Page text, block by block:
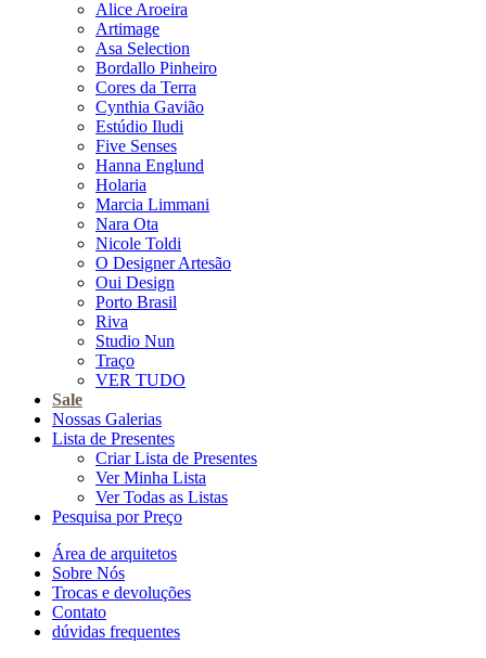
Alice Aroeira
Artimage
Asa Selection
Bordallo Pinheiro
Cores da Terra
Cynthia Gavião
Estúdio Iludi
Five Senses
Hanna Englund
Holaria
Marcia Limmani
Nara Ota
Nicole Toldi
O Designer Artesão
Oui Design
Porto Brasil
Riva
Studio Nun
Traço
VER TUDO
Sale
Nossas Galerias
Lista de Presentes
Criar Lista de Presentes
Ver Minha Lista
Ver Todas as Listas
Pesquisa por Preço
Área de arquitetos
Sobre Nós
Trocas e devoluções
Contato
dúvidas frequentes